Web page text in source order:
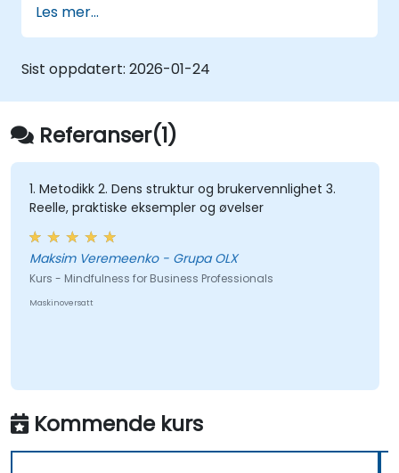
emosjonell intelligens.
Håndter stress, usikkerhet på
arbeidsplassen og pressede situasjoner.
Fremme en positiv og samarbeidskultur.
Bruk mindfulness-teknikker for å
forbedre kreativitet og problemløsning.
Les mer...
Sist oppdatert: 2026-01-24
Referanser(1)
1. Metodikk 2. Dens struktur og brukervennlighet 3.
Reelle, praktiske eksempler og øvelser
Maksim Veremeenko - Grupa OLX
Kurs - Mindfulness for Business Professionals
Maskinoversatt
Kommende kurs